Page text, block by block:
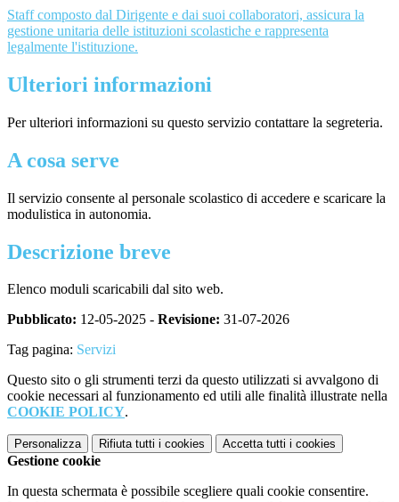
Staff composto dal Dirigente e dai suoi collaboratori, assicura la
gestione unitaria delle istituzioni scolastiche e rappresenta
legalmente l'istituzione.
Ulteriori informazioni
Per ulteriori informazioni su questo servizio contattare la segreteria.
A cosa serve
Il servizio consente al personale scolastico di accedere e scaricare la
modulistica in autonomia.
Descrizione breve
Elenco moduli scaricabili dal sito web.
Pubblicato: 12-05-2025 - Revisione: 31-07-2026
Tag pagina: Servizi
Questo sito o gli strumenti terzi da questo utilizzati si avvalgono di
cookie necessari al funzionamento ed utili alle finalità illustrate nella
COOKIE POLICY.
Personalizza Rifiuta tutti i cookies Accetta tutti i cookies
Gestione cookie
In questa schermata è possibile scegliere quali cookie consentire.